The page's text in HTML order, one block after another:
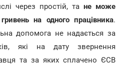
через простій, та не може
на одного працівника.
допомога не надається за
які на дату звернення
та за яких сплачено ЄСВ